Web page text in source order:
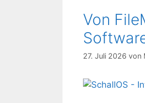
Von
27. Juli 2026 von